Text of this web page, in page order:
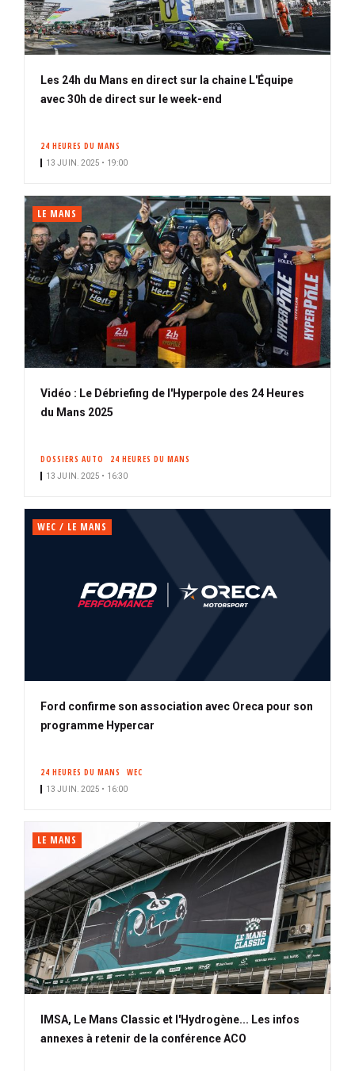
Les 24h du Mans en direct sur la chaine L'Équipe
avec 30h de direct sur le week-end
24 HEURES DU MANS
13 JUIN. 2025 • 19:00
LE MANS
Vidéo : Le Débriefing de l'Hyperpole des 24 Heures
du Mans 2025
DOSSIERS AUTO 24 HEURES DU MANS
13 JUIN. 2025 • 16:30
WEC / LE MANS
Ford confirme son association avec Oreca pour son
programme Hypercar
24 HEURES DU MANS WEC
13 JUIN. 2025 • 16:00
LE MANS
IMSA, Le Mans Classic et l'Hydrogène... Les infos
annexes à retenir de la conférence ACO